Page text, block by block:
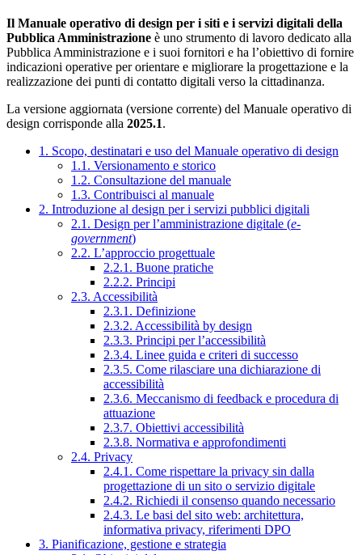
Il Manuale operativo di design per i siti e i servizi digitali della
Pubblica Amministrazione è uno strumento di lavoro dedicato alla
Pubblica Amministrazione e i suoi fornitori e ha l’obiettivo di fornire
indicazioni operative per orientare e migliorare la progettazione e la
realizzazione dei punti di contatto digitali verso la cittadinanza.
La versione aggiornata (versione corrente) del Manuale operativo di
design corrisponde alla 2025.1.
1. Scopo, destinatari e uso del Manuale operativo di design
1.1. Versionamento e storico
1.2. Consultazione del manuale
1.3. Contribuisci al manuale
2. Introduzione al design per i servizi pubblici digitali
2.1. Design per l’amministrazione digitale (e-
government)
2.2. L’approccio progettuale
2.2.1. Buone pratiche
2.2.2. Principi
2.3. Accessibilità
2.3.1. Definizione
2.3.2. Accessibilità by design
2.3.3. Principi per l’accessibilità
2.3.4. Linee guida e criteri di successo
2.3.5. Come rilasciare una dichiarazione di
accessibilità
2.3.6. Meccanismo di feedback e procedura di
attuazione
2.3.7. Obiettivi accessibilità
2.3.8. Normativa e approfondimenti
2.4. Privacy
2.4.1. Come rispettare la privacy sin dalla
progettazione di un sito o servizio digitale
2.4.2. Richiedi il consenso quando necessario
2.4.3. Le basi del sito web: architettura,
informativa privacy, riferimenti DPO
3. Pianificazione, gestione e strategia